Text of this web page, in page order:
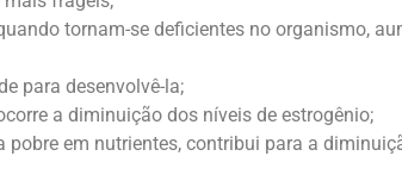
tornam-se deficientes no organismo,
para desenvolvê-la;
a diminuição dos níveis de estrogênio;
em nutrientes, contribui para a